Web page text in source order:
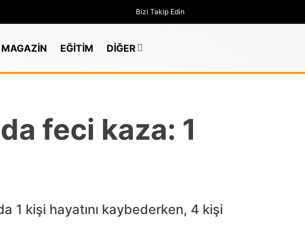
Bizi Takip Edin
MAGAZİN EĞİTİM DİĞER
feci kaza: 1
1 kişi hayatını kaybederken, 4 kişi